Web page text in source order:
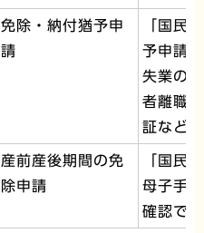
免除・納付猶予申
請
「国民
予申請
失業の
者離職
証など
産前産後期間の免
除申請
「国民
母子手
確認で